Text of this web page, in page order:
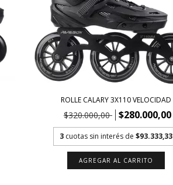
ROLLE CALARY 3X110 VELOCIDAD
$320.000,00 $280.000,00
3 cuotas sin interés de $93.333,33
AGREGAR AL CARRITO